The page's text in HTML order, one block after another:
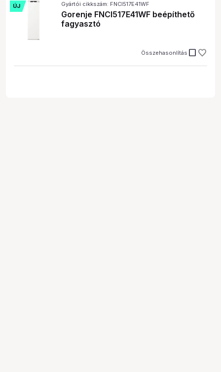
ÚJ Gyártói cikkszám: FNCI517E41WF
Gorenje FNCI517E41WF beépíthető
fagyasztó
Összehasonlítás check_box_outline_blank